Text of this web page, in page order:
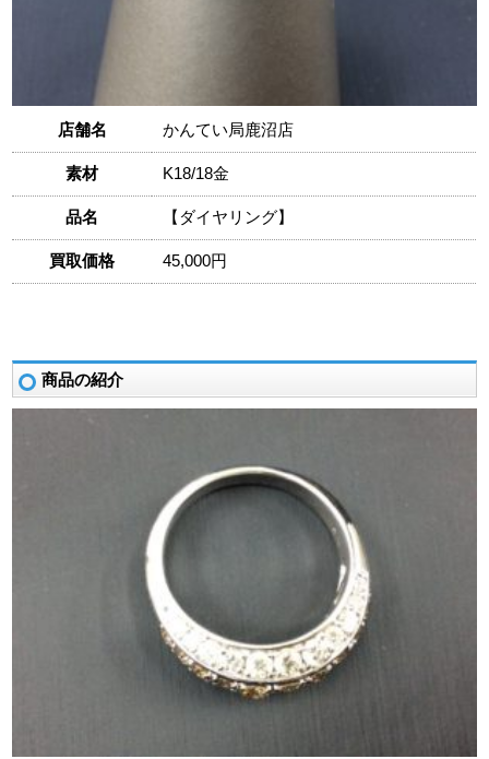
店舗名 かんてい局鹿沼店
素材 K18/18金
品名 【ダイヤリング】
買取価格 45,000円
商品の紹介